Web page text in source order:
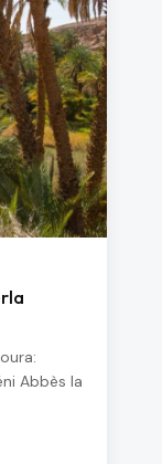
Abbès la